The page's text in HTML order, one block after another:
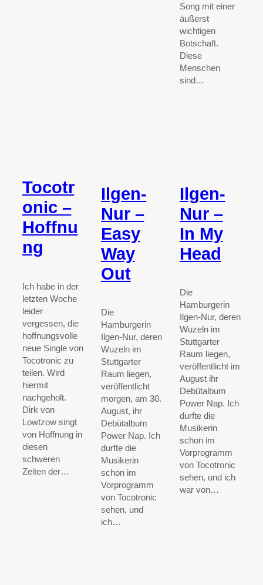
Song mit einer
äußerst
wichtigen
Botschaft.
Diese
Menschen
sind…
Tocotr
onic –
Hoffnu
ng
Ich habe in der
letzten Woche
leider
vergessen, die
hoffnungsvolle
neue Single von
Tocotronic zu
teilen. Wird
hiermit
nachgeholt.
Dirk von
Lowtzow singt
von Hoffnung in
diesen
schweren
Zeiten der…
Ilgen-
Nur –
Easy
Way
Out
Die
Hamburgerin
Ilgen-Nur, deren
Wuzeln im
Stuttgarter
Raum liegen,
veröffentlicht
morgen, am 30.
August, ihr
Debütalbum
Power Nap. Ich
durfte die
Musikerin
schon im
Vorprogramm
von Tocotronic
sehen, und
ich…
Ilgen-
Nur –
In My
Head
Die
Hamburgerin
Ilgen-Nur, deren
Wuzeln im
Stuttgarter
Raum liegen,
veröffentlicht im
August ihr
Debütalbum
Power Nap. Ich
durfte die
Musikerin
schon im
Vorprogramm
von Tocotronic
sehen, und ich
war von…